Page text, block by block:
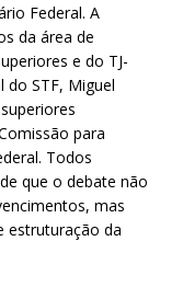
Federal. A
da área de
e do TJ-
do STF, Miguel
para
Todos
que o debate não
mas
estruturação da